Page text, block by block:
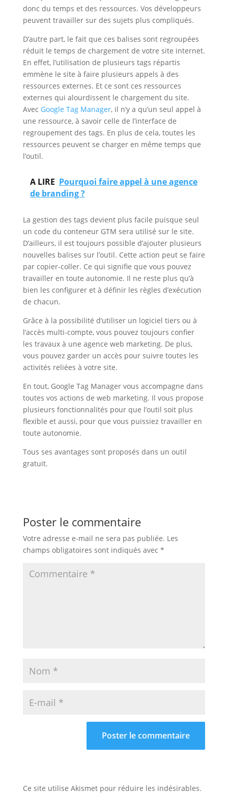
donc du temps et des ressources. Vos développeurs
peuvent travailler sur des sujets plus compliqués.
D’autre part, le fait que ces balises sont regroupées
réduit le temps de chargement de votre site internet.
En effet, l’utilisation de plusieurs tags répartis
emmène le site à faire plusieurs appels à des
ressources externes. Et ce sont ces ressources
externes qui alourdissent le chargement du site.
Avec Google Tag Manager, il n’y a qu’un seul appel à
une ressource, à savoir celle de l’interface de
regroupement des tags. En plus de cela, toutes les
ressources peuvent se charger en même temps que
l’outil.
A LIRE Pourquoi faire appel à une agence
de branding ?
La gestion des tags devient plus facile puisque seul
un code du conteneur GTM sera utilisé sur le site.
D’ailleurs, il est toujours possible d’ajouter plusieurs
nouvelles balises sur l’outil. Cette action peut se faire
par copier-coller. Ce qui signifie que vous pouvez
travailler en toute autonomie. Il ne reste plus qu’à
bien les configurer et à définir les règles d’exécution
de chacun.
Grâce à la possibilité d’utiliser un logiciel tiers ou à
l’accès multi-compte, vous pouvez toujours confier
les travaux à une agence web marketing. De plus,
vous pouvez garder un accès pour suivre toutes les
activités reliées à votre site.
En tout, Google Tag Manager vous accompagne dans
toutes vos actions de web marketing. Il vous propose
plusieurs fonctionnalités pour que l’outil soit plus
flexible et aussi, pour que vous puissiez travailler en
toute autonomie.
Tous ses avantages sont proposés dans un outil
gratuit.
Poster le commentaire
Votre adresse e-mail ne sera pas publiée. Les
champs obligatoires sont indiqués avec *
Ce site utilise Akismet pour réduire les indésirables.